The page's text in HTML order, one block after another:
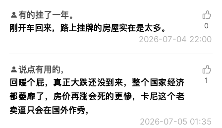
有的挂了一年。
刚开车回来，路上挂牌的房屋实在是太多。
2026-07-04 22:00
0
说点有用的，
回暖个屁，真正大跌还没到来，整个国家经济
都萎靡了，房价再涨会死的更惨，卡尼这个老
卖逼只会在国外作秀，
2026-07-05 01:35
1